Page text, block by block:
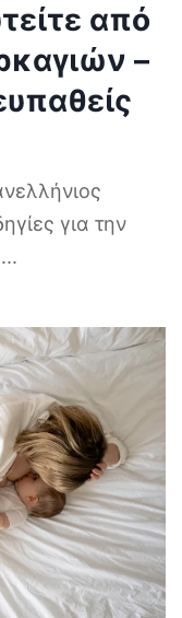
από
–
για την
...